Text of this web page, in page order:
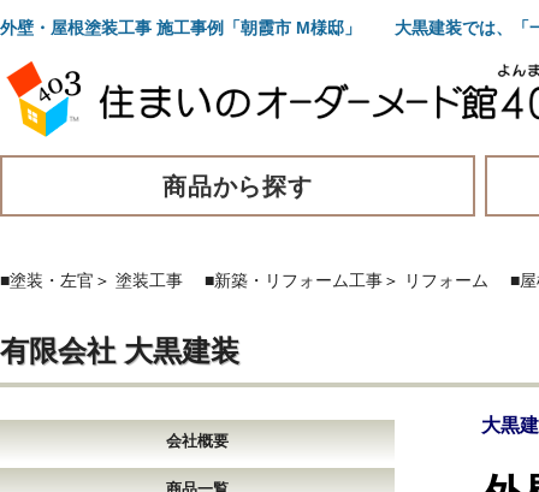
外壁・屋根塗装工事 施工事例「朝霞市 M様邸」 大黒建装では、「
商品から探す
■塗装・左官 ＞ 塗装工事 ■新築・リフォーム工事＞ リフォーム ■
有限会社 大黒建装
会社概要
大黒